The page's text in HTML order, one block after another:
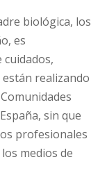
biológica, los
es
cuidados,
realizando
sin que
profesionales
medios de